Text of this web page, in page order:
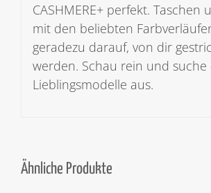
CASHMERE+ perfekt. Taschen
mit den beliebten
geradezu darauf, von dir
werden. Schau rein und
Lieblingsmodelle aus.
Ähnliche Produkte